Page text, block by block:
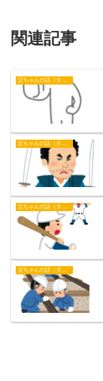
関連記事
父ちゃんの話（タイガース）
父ちゃんの話（タイガース）
父ちゃんの話（タイガース）